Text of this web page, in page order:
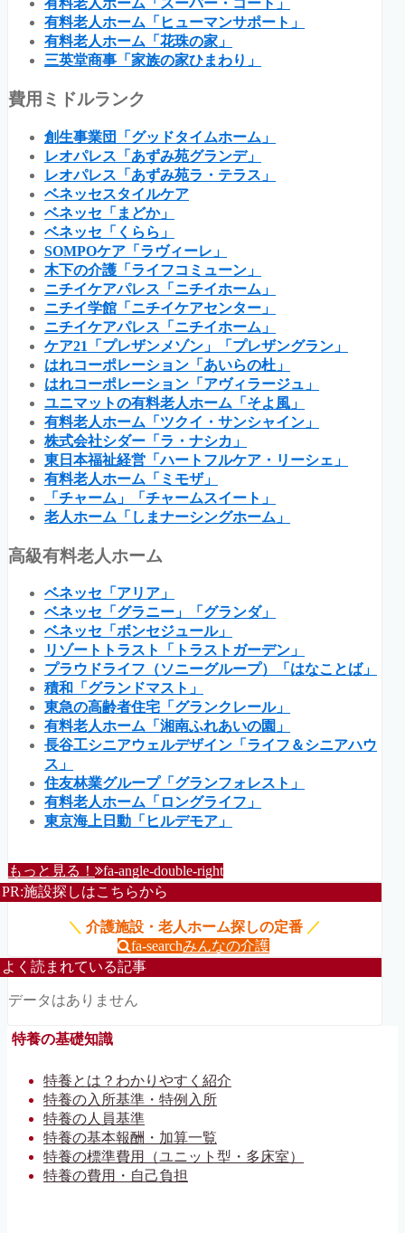
有料老人ホーム「スーパー・コート」
有料老人ホーム「ヒューマンサポート」
有料老人ホーム「花珠の家」
三英堂商事「家族の家ひまわり」
費用ミドルランク
創生事業団「グッドタイムホーム」
レオパレス「あずみ苑グランデ」
レオパレス「あずみ苑ラ・テラス」
ベネッセスタイルケア
ベネッセ「まどか」
ベネッセ「くらら」
SOMPOケア「ラヴィーレ」
木下の介護「ライフコミューン」
ニチイケアパレス「ニチイホーム」
ニチイ学館「ニチイケアセンター」
ニチイケアパレス「ニチイホーム」
ケア21「プレザンメゾン」「プレザングラン」
はれコーポレーション「あいらの杜」
はれコーポレーション「アヴィラージュ」
ユニマットの有料老人ホーム「そよ風」
有料老人ホーム「ツクイ・サンシャイン」
株式会社シダー「ラ・ナシカ」
東日本福祉経営「ハートフルケア・リーシェ」
有料老人ホーム「ミモザ」
「チャーム」「チャームスイート」
老人ホーム「しまナーシングホーム」
高級有料老人ホーム
ベネッセ「アリア」
ベネッセ「グラニー」「グランダ」
ベネッセ「ボンセジュール」
リゾートトラスト「トラストガーデン」
プラウドライフ（ソニーグループ）「はなことば」
積和「グランドマスト」
東急の高齢者住宅「グランクレール」
有料老人ホーム「湘南ふれあいの園」
長谷工シニアウェルデザイン「ライフ＆シニアハウ
ス」
住友林業グループ「グランフォレスト」
有料老人ホーム「ロングライフ」
東京海上日動「ヒルデモア」
もっと見る！ fa-angle-double-right
PR:施設探しはこちらから
＼ 介護施設・老人ホーム探しの定番 ／
fa-searchみんなの介護
よく読まれている記事
データはありません
特養の基礎知識
特養とは？わかりやすく紹介
特養の入所基準・特例入所
特養の人員基準
特養の基本報酬・加算一覧
特養の標準費用（ユニット型・多床室）
特養の費用・自己負担